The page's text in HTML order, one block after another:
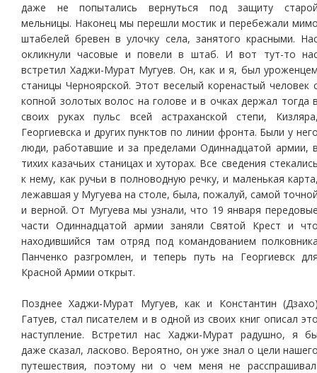
даже не попытались вернуться под защиту
мельницы. Наконец мы перешли мостик и перебежали
штабелей бревен в улочку села, занятого красными.
окликнули часовые и повели в штаб. И вот тут-то
встретил Хаджи-Мурат Мугуев. Он, как и я, был
станицы Черноярской. Этот веселый коренастый человек
копной золотых волос на голове и в очках держал тогда
своих руках пульс всей астраханской степи,
Георгиевска и других пунктов по линии фронта. Были у
люди, работавшие и за пределами Одиннадцатой армии,
тихих казачьих станицах и хуторах. Все сведения
к нему, как ручьи в полноводную речку, и маленькая
лежавшая у Мугуева на столе, была, пожалуй, самой
и верной. От Мугуева мы узнали, что 19 января
части Одиннадцатой армии заняли Святой Крест и
находившийся там отряд под командованием
Панченко разгромлен, и теперь путь на Георгиевск
Красной Армии открыт.
Позднее Хаджи-Мурат Мугуев, как и Константин
Гатуев, стал писателем и в одной из своих книг описал
наступление. Встретил нас Хаджи-Мурат радушно, я
даже сказал, ласково. Вероятно, он уже знал о цели
путешествия, поэтому ни о чем меня не